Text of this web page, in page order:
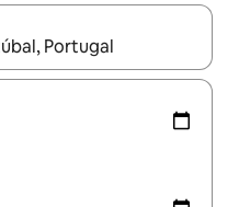
utilisez les flèches vers le